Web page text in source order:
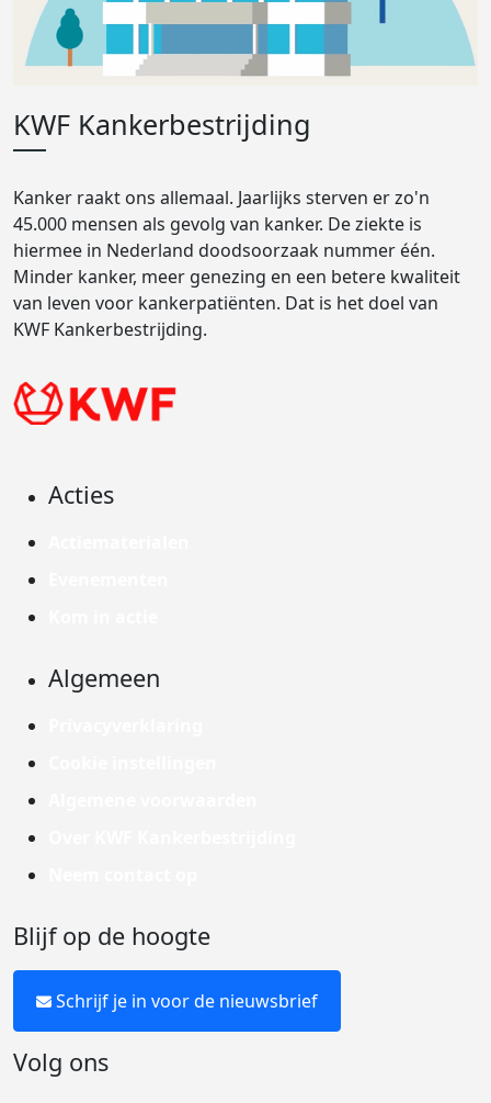
KWF Kankerbestrijding
Kanker raakt ons allemaal. Jaarlijks sterven er zo'n
45.000 mensen als gevolg van kanker. De ziekte is
hiermee in Nederland doodsoorzaak nummer één.
Minder kanker, meer genezing en een betere kwaliteit
van leven voor kankerpatiënten. Dat is het doel van
KWF Kankerbestrijding.
Acties
Algemeen
Blijf op de hoogte
Schrijf je in voor de nieuwsbrief
Volg ons